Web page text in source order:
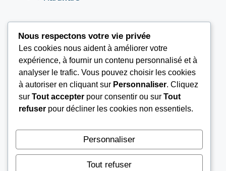
LIEN UTILES
Nous contacter
Mentions légales
À propos
Nous respectons votre vie privée
Les cookies nous aident à améliorer votre
expérience, à fournir un contenu personnalisé et à
analyser le trafic. Vous pouvez choisir les cookies
à autoriser en cliquant sur Personnaliser. Cliquez
sur Tout accepter pour consentir ou sur Tout
refuser pour décliner les cookies non essentiels.
Personnaliser
Tout refuser